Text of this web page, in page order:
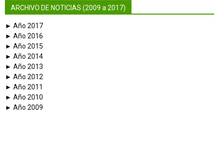
ARCHIVO DE NOTICIAS (2009 a 2017)
► Año 2017
► Año 2016
► Año 2015
► Año 2014
► Año 2013
► Año 2012
► Año 2011
► Año 2010
► Año 2009